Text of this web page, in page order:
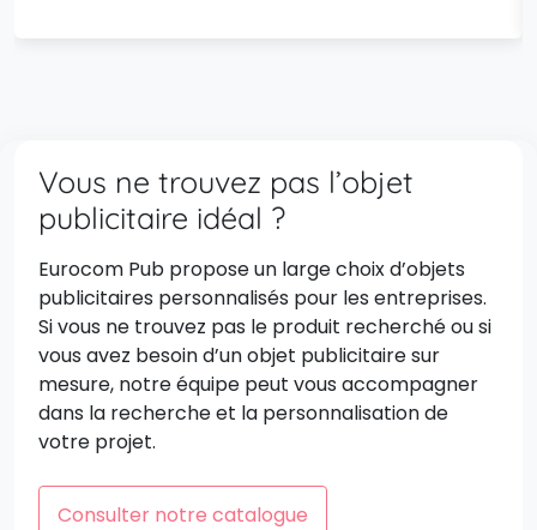
Vous ne trouvez pas l’objet
publicitaire idéal ?
Eurocom Pub propose un large choix d’objets
publicitaires personnalisés pour les entreprises.
Si vous ne trouvez pas le produit recherché ou si
vous avez besoin d’un objet publicitaire sur
mesure, notre équipe peut vous accompagner
dans la recherche et la personnalisation de
votre projet.
Consulter notre catalogue